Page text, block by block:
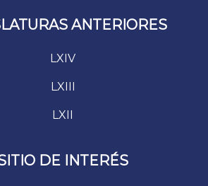
ANTERIORES
LXIV
LXIII
LXII
DE INTERÉS